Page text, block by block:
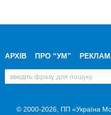
АРХІВ ПРО “УМ”
© 2000-2026, ПП «Україна